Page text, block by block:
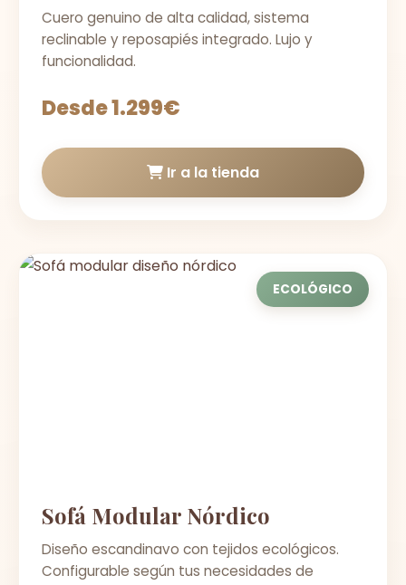
Cuero genuino de alta calidad, sistema
reclinable y reposapiés integrado. Lujo y
funcionalidad.
Desde 1.299€
Ir a la tienda
ECOLÓGICO
Sofá Modular Nórdico
Diseño escandinavo con tejidos ecológicos.
Configurable según tus necesidades de